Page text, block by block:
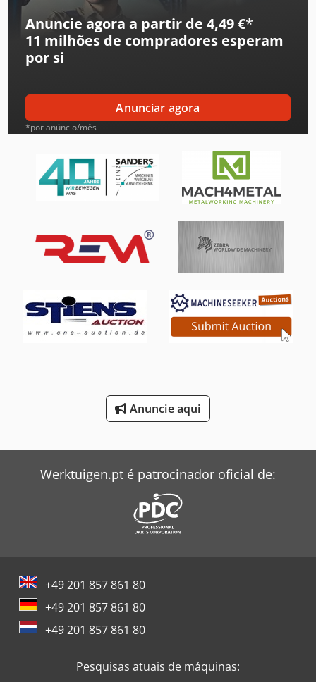
Anuncie agora a partir de 4,49 €*
11 milhões de compradores esperam
por si
Anunciar agora
*por anúncio/mês
Anuncie aqui
Werktuigen.pt é patrocinador oficial de:
+49 201 857 861 80
+49 201 857 861 80
+49 201 857 861 80
Pesquisas atuais de máquinas: